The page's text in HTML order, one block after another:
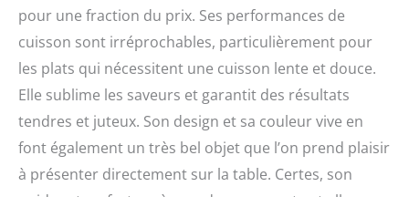
pour une fraction du prix. Ses performances de
cuisson sont irréprochables, particulièrement pour
les plats qui nécessitent une cuisson lente et douce.
Elle sublime les saveurs et garantit des résultats
tendres et juteux. Son design et sa couleur vive en
font également un très bel objet que l’on prend plaisir
à présenter directement sur la table. Certes, son